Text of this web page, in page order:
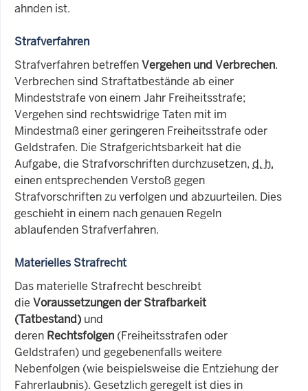
ahnden ist.
Strafverfahren
Strafverfahren betreffenVergehen und Verbrechen.
Verbrechen sind Straftatbestände ab einer
Mindeststrafe von einem Jahr Freiheitsstrafe;
Vergehen sind rechtswidrige Taten mit im
Mindestmaß einer geringeren Freiheitsstrafe oder
Geldstrafen. Die Strafgerichtsbarkeit hat die
Aufgabe, die Strafvorschriften durchzusetzen, d. h.
einen entsprechenden Verstoß gegen
Strafvorschriften zu verfolgen und abzuurteilen. Dies
geschieht in einem nach genauen Regeln
ablaufenden Strafverfahren.
Materielles Strafrecht
Das materielle Strafrecht beschreibt
die Voraussetzungen der Strafbarkeit
(Tatbestand) und
deren Rechtsfolgen (Freiheitsstrafen oder
Geldstrafen) und gegebenenfalls weitere
Nebenfolgen (wie beispielsweise die Entziehung der
Fahrerlaubnis). Gesetzlich geregelt ist dies in